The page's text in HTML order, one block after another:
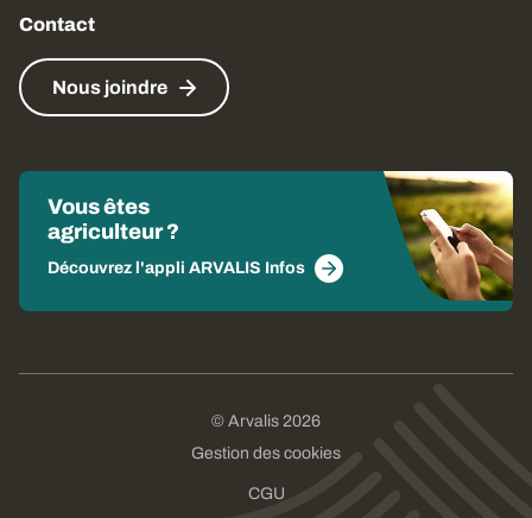
Contact
Nous joindre
Vous êtes
agriculteur ?
Découvrez l'appli ARVALIS Infos
© Arvalis 2026
Gestion des cookies
CGU